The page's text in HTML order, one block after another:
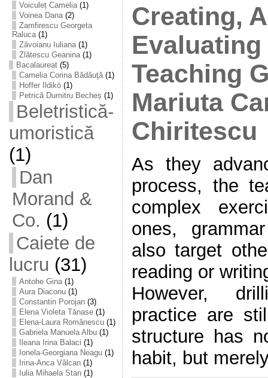
Voiculeț Camelia(1)
Voinea Dana(2)
Zamfirescu Georgeta
Raluca(1)
Zăvoianu Iuliana(1)
Zlătescu Geanina(1)
Bacalaureat(5)
Camelia Corina Bădăuţă(1)
Hoffer Ildikó(1)
Petrică Dumitru Becheș (1)
Beletristică-
umoristică
(1)
Dan
Morand &
Co. (1)
Caiete de
lucru (31)
Antohe Gina(1)
Aura Diaconu(1)
Constantin Porojan(3)
Elena Violeta Tănase(1)
Elena-Laura Romănescu(1)
Gabriela Manuela Albu(1)
Ileana Irina Balaci (1)
Ionela-Georgiana Neagu(1)
Irina-Anca Vâlcan(1)
Iulia Mihaela Stan(1)
Creating,
Teaching
Mariuta
Chiritescu
As they
process, the
complex
ones,
also target
reading or
However,
practice are
structure has
habit, but